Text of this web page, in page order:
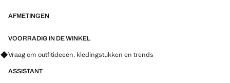
AFMETINGEN
VOORRADIG IN DE WINKEL
Vraag om outfitideeën, kledingstukken en trends
ASSISTANT